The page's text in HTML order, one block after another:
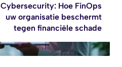
Cybersecurity: Hoe FinOps
uw organisatie beschermt
tegen financiële schade